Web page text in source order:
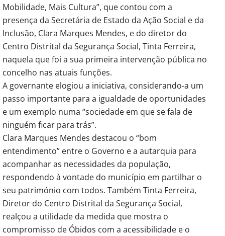
Mobilidade, Mais Cultura”, que contou com a
presença da Secretária de Estado da Ação Social e da
Inclusão, Clara Marques Mendes, e do diretor do
Centro Distrital da Segurança Social, Tinta Ferreira,
naquela que foi a sua primeira intervenção pública no
concelho nas atuais funções.
A governante elogiou a iniciativa, considerando-a um
passo importante para a igualdade de oportunidades
e um exemplo numa “sociedade em que se fala de
ninguém ficar para trás”.
Clara Marques Mendes destacou o “bom
entendimento” entre o Governo e a autarquia para
acompanhar as necessidades da população,
respondendo à vontade do município em partilhar o
seu património com todos. Também Tinta Ferreira,
Diretor do Centro Distrital da Segurança Social,
realçou a utilidade da medida que mostra o
compromisso de Óbidos com a acessibilidade e o